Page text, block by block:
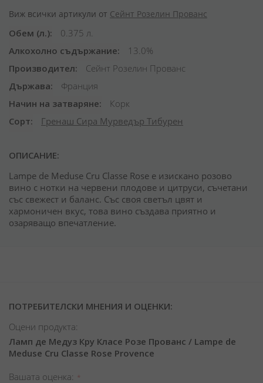
Виж всички артикули от Сейнт Розелин Прованс
Обем (л.)
0.375 л.
Алкохолно съдържание
13.0%
Производител
Сейнт Розелин Прованс
Държава
Франция
Начин на затваряне
Корк
Сорт
Гренаш Сира Мурведър Тибурен
ОПИСАНИЕ:
Lampe de Meduse Cru Classe Rose е изискано розово
вино с нотки на червени плодове и цитруси, съчетани
със свежест и баланс. Със своя светъл цвят и
хармоничен вкус, това вино създава приятно и
озаряващо впечатление.
ПОТРЕБИТЕЛСКИ МНЕНИЯ И ОЦЕНКИ:
Оцени продукта:
Ламп де Медуз Кру Класе Розе Прованс / Lampe de
Meduse Cru Classe Rose Provence
Вашата оценка